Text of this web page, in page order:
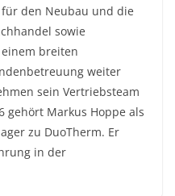
den Neubau und die
sowie
breiten
weiter
sein Vertriebsteam
gehört Markus Hoppe als
zu DuoTherm. Er
in der